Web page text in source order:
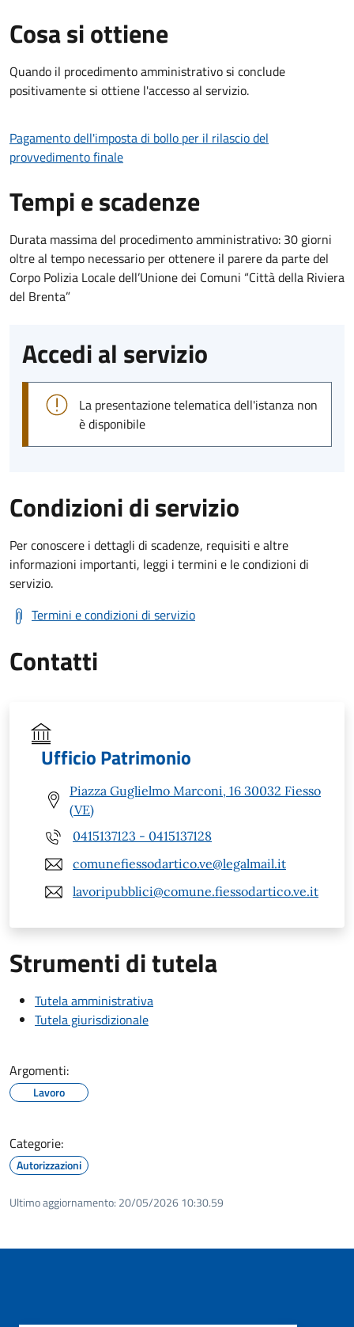
Cosa si ottiene
Quando il procedimento amministrativo si conclude
positivamente si ottiene l'accesso al servizio.
Pagamento dell'imposta di bollo per il rilascio del
provvedimento finale
Tempi e scadenze
Durata massima del procedimento amministrativo: 30 giorni
oltre al tempo necessario per ottenere il parere da parte del
Corpo Polizia Locale dell’Unione dei Comuni “Città della Riviera
del Brenta”
Accedi al servizio
La presentazione telematica dell'istanza non
è disponibile
Condizioni di servizio
Per conoscere i dettagli di scadenze, requisiti e altre
informazioni importanti, leggi i termini e le condizioni di
servizio.
Termini e condizioni di servizio
Contatti
Ufficio Patrimonio
Piazza Guglielmo Marconi, 16 30032 Fiesso
(VE)
0415137123 - 0415137128
comunefiessodartico.ve@legalmail.it
lavoripubblici@comune.fiessodartico.ve.it
Strumenti di tutela
Tutela amministrativa
Tutela giurisdizionale
Argomenti:
Lavoro
Categorie:
Autorizzazioni
Ultimo aggiornamento: 20/05/2026 10:30.59